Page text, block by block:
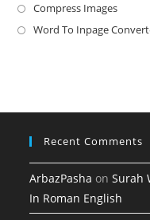
new
Compress ImagesOpens
in
Word To Inpage
Recent Comments
ArbazPasha onSurah
In Roman English